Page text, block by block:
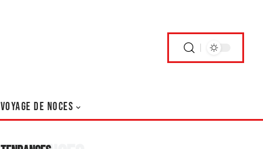
VOYAGE DE NOCES